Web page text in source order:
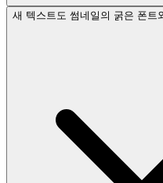
새 텍스트도 썸네일의 굵은 폰트